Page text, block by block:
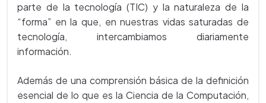
parte de la tecnología (TIC) y la naturaleza de la
“forma” en la que, en nuestras vidas saturadas de
tecnología, intercambiamos diariamente
información.
Además de una comprensión básica de la definición
esencial de lo que es la Ciencia de la Computación,